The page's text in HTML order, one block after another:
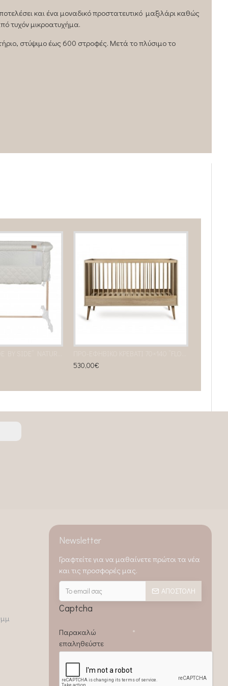
και ένα μοναδικό προστατευτικό μαξιλάρι καθώς
τυχόν μικροατυχήμα.
στύψιμο έως 600 στροφές. Μετά το πλύσιμο το
530,00€
Newsletter
Γραφτείτε για να μαθαίνετε πρώτοι τα νέα
και τις προσφορές μας.
ΑΠΟΣΤΟΛΉ
Captcha
Παρακαλώ
επαληθεύστε